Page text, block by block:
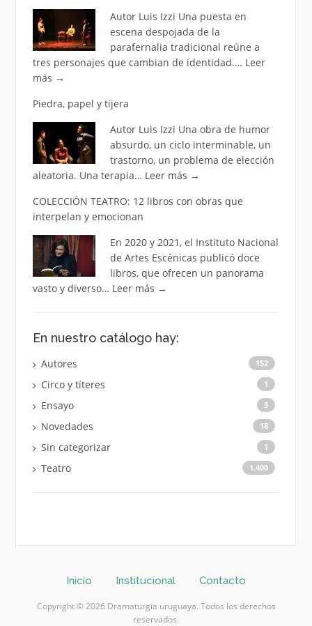
Autor Luis Izzi Una puesta en
escena despojada de la
parafernalia tradicional reúne a
tres personajes que cambian de identidad.… Leer
más →
Piedra, papel y tijera
Autor Luis Izzi Una obra de humor
absurdo, un ciclo interminable, un
trastorno, un problema de elección
aleatoria. Una terapia… Leer más →
COLECCIÓN TEATRO: 12 libros con obras que
interpelan y emocionan
En 2020 y 2021, el Instituto Nacional
de Artes Escénicas publicó doce
libros, que ofrecen un panorama
vasto y diverso… Leer más →
En nuestro catálogo hay:
Autores 152
Circo y títeres 1
Ensayo 3
Novedades 18
Sin categorizar 1
Teatro 1.400
Inicio Institucional Contacto
Copyright © 2026 Dramaturgia uruguaya. Todos los derechos
reservados.